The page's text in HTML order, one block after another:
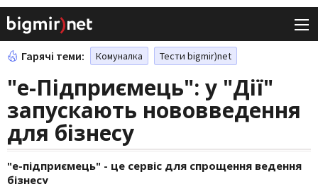
Гарячі теми: Комуналка Тести bigmir)net
"е-Підприємець": у "Дії"
запускають нововведення
для бізнесу
"е-підприємець" - це сервіс для спрощення ведення
бізнесу